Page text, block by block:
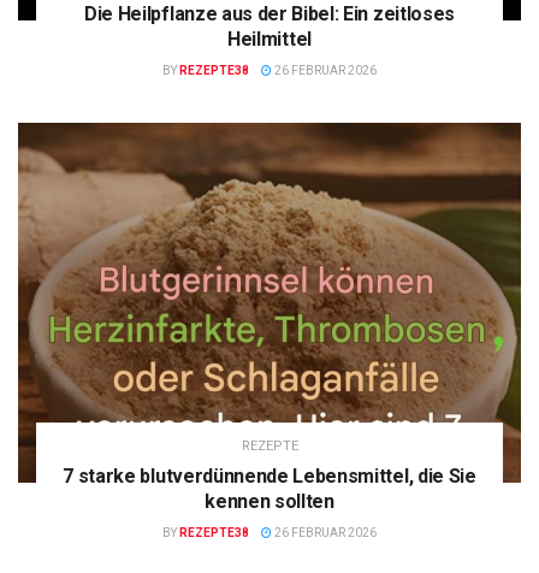
Die Heilpflanze aus der Bibel: Ein zeitloses
Heilmittel
BY REZEPTE38 26 FEBRUAR 2026
REZEPTE
7 starke blutverdünnende Lebensmittel, die Sie
kennen sollten
BY REZEPTE38 26 FEBRUAR 2026